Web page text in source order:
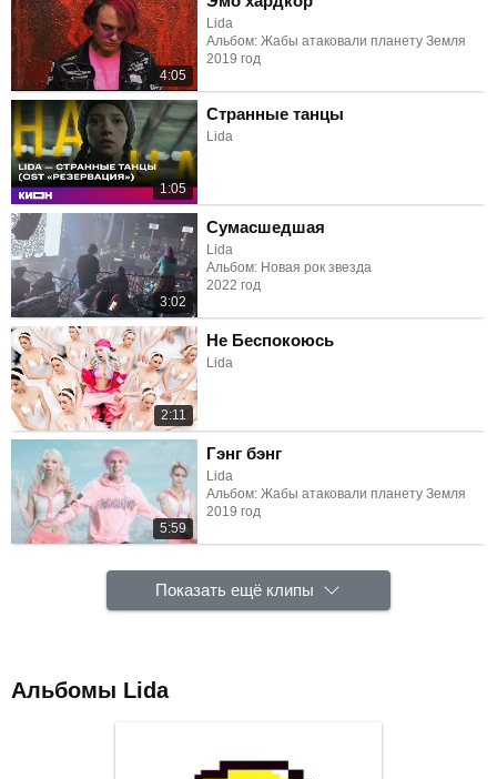
4:05
Lida
Альбом: Жабы атаковали планету Земля
2019 год
1:05
Странные танцы
Lida
3:02
Сумасшедшая
Lida
Альбом: Новая рок звезда
2022 год
2:11
Не Беспокоюсь
Lida
5:59
Гэнг бэнг
Lida
Альбом: Жабы атаковали планету Земля
2019 год
Показать ещё клипы
Альбомы Lida